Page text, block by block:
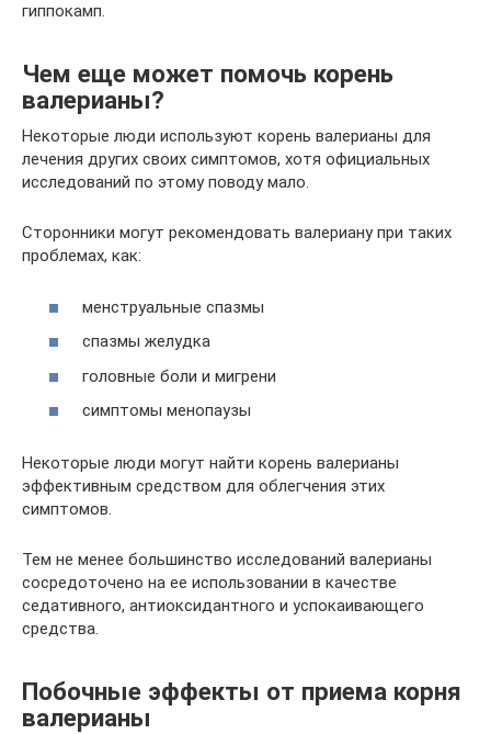
гиппокамп.
Чем еще может помочь корень
валерианы?
Некоторые люди используют корень валерианы для
лечения других своих симптомов, хотя официальных
исследований по этому поводу мало.
Сторонники могут рекомендовать валериану при таких
проблемах, как:
менструальные спазмы
спазмы желудка
головные боли и мигрени
симптомы менопаузы
Некоторые люди могут найти корень валерианы
эффективным средством для облегчения этих
симптомов.
Тем не менее большинство исследований валерианы
сосредоточено на ее использовании в качестве
седативного, антиоксидантного и успокаивающего
средства.
Побочные эффекты от приема корня
валерианы